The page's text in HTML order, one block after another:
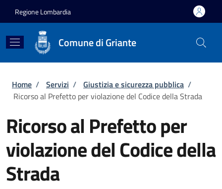
Regione Lombardia
Comune di Griante
Briciole di pane
Home / Servizi / Giustizia e sicurezza pubblica /
Ricorso al Prefetto per violazione del Codice della Strada
Ricorso al Prefetto per
violazione del Codice della
Strada